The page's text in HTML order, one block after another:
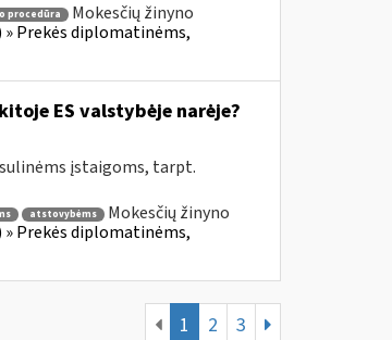
procedūra
Mokesčių žinyno
» Prekės diplomatinėms,
ES valstybėje narėje?
įstaigoms, tarpt.
atstovybėms
Mokesčių žinyno
» Prekės diplomatinėms,
1 2 3